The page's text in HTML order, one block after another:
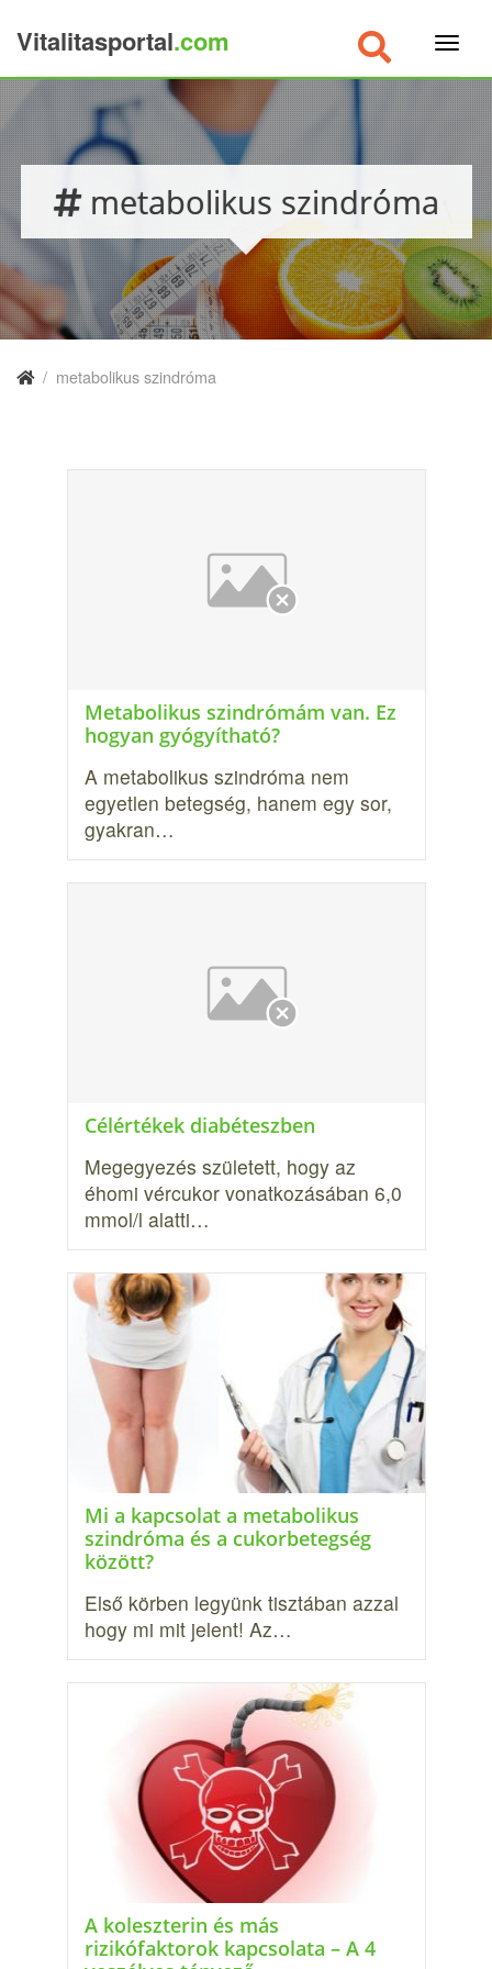
Vitalitasportal.com
metabolikus szindróma
/ metabolikus szindróma
Metabolikus szindrómám van. Ez
hogyan gyógyítható?
A metabolikus szindróma nem
egyetlen betegség, hanem egy sor,
gyakran…
Célértékek diabéteszben
Megegyezés született, hogy az
éhomi vércukor vonatkozásában 6,0
mmol/l alatti…
Mi a kapcsolat a metabolikus
szindróma és a cukorbetegség
között?
Első körben legyünk tisztában azzal
hogy mi mit jelent! Az…
A koleszterin és más
rizikófaktorok kapcsolata – A 4
×